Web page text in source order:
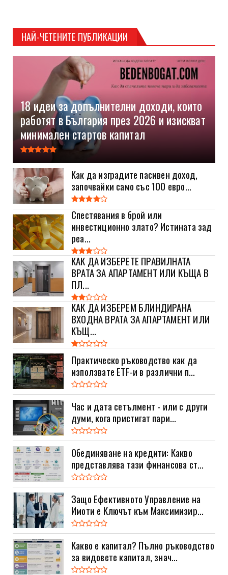
НАЙ-ЧЕТЕНИТЕ ПУБЛИКАЦИИ
18 идеи за допълнителни доходи, които
работят в България през 2026 и изискват
минимален стартов капитал
Как да изградите пасивен доход,
започвайки само със 100 евро...
Спестявания в брой или
инвестиционно злато? Истината зад
реа...
КАК ДА ИЗБЕРЕТЕ ПРАВИЛНАТА
ВРАТА ЗА АПАРТАМЕНТ ИЛИ КЪЩА В
ПЛ...
КАК ДА ИЗБЕРЕМ БЛИНДИРАНА
ВХОДНА ВРАТА ЗА АПАРТАМЕНТ ИЛИ
КЪЩ...
Практическо ръководство как да
използвате ETF-и в различни п...
Час и дата сетълмент - или с други
думи, кога пристигат пари...
Обединяване на кредити: Какво
представлява тази финансова ст...
Защо Ефективното Управление на
Имоти е Ключът към Максимизир...
Какво е капитал? Пълно ръководство
за видовете капитал, знач...